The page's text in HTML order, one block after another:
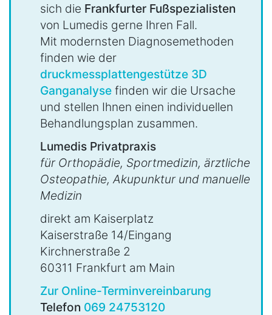
sich die Frankfurter Fußspezialisten
von Lumedis gerne Ihren Fall.
Mit modernsten Diagnosemethoden
finden wie der
druckmessplattengestütze 3D
Ganganalyse finden wir die Ursache
und stellen Ihnen einen individuellen
Behandlungsplan zusammen.
Lumedis Privatpraxis
für Orthopädie, Sportmedizin, ärztliche
Osteopathie, Akupunktur und manuelle
Medizin
direkt am Kaiserplatz
Kaiserstraße 14/Eingang
Kirchnerstraße 2
60311 Frankfurt am Main
Zur Online-Terminvereinbarung
Telefon 069 24753120